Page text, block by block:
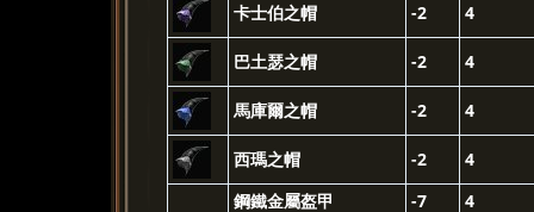
卡士伯之帽 -2 4
巴土瑟之帽 -2 4
馬庫爾之帽 -2 4
西瑪之帽 -2
4
鋼鐵金屬盔甲
-7
4